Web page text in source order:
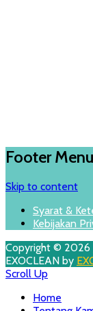
Footer Menu
Skip to content
Syarat &
Kebijakan
Copyright © 2026
EXOCLEAN by
Scroll Up
Home